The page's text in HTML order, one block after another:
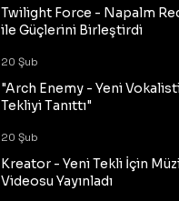
Twilight Force - Napalm
ile Güçlerini Birleştirdi
20 Şub
"Arch Enemy - Yeni
Tekliyi Tanıttı"
20 Şub
Kreator - Yeni Tekli İçin
Videosu Yayınladı